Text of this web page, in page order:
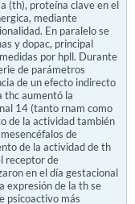
(th), proteína clave en el
mediante
En paralelo se
y dopac, principal
por hpll. Durante
de parámetros
de un efecto indirecto
thc aumentó la
14 (tanto rnam como
de la actividad también
de
de la actividad de th
receptor de
en el día gestacional
expresión de la th se
psicoactivo más